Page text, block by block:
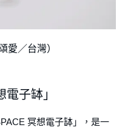
愛／台灣）
子缽」
冥想電子缽」，是一